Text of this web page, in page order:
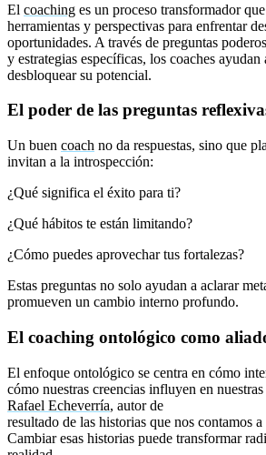
El coaching es un proceso transformador
herramientas y perspectivas para enfrentar
oportunidades. A través de preguntas
y estrategias específicas, los coaches ayudan
desbloquear su potencial.
El poder de las preguntas
Un buen coach no da respuestas, sino que
invitan a la introspección:
¿Qué significa el éxito para ti?
¿Qué hábitos te están limitando?
¿Cómo puedes aprovechar tus fortalezas?
Estas preguntas no solo ayudan a aclarar
promueven un cambio interno profundo.
El coaching ontológico como
El enfoque ontológico se centra en cómo
cómo nuestras creencias influyen en
Rafael Echeverría, autor de
resultado de las historias que nos contamos
Cambiar esas historias puede transformar